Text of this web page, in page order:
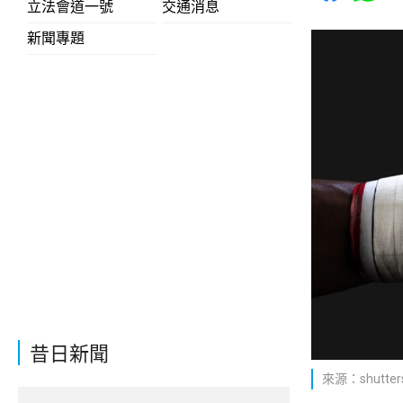
立法會道一號
交通消息
新聞專題
昔日新聞
來源：